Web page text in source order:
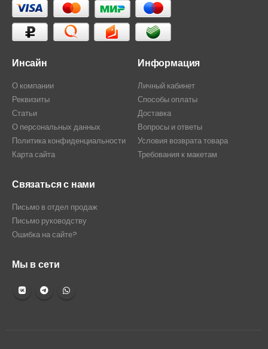
Инсайн
О компании
Реквизиты
Статьи
О персональных данных
Политика конфиденциальности
Карта сайта
Информация
Личный кабинет
Способы оплаты
Доставка
Вопросы и ответы
Условия возврата товара
Требования к макетам
Связаться с нами
Письмо в отдел продаж
Письмо руководству
Ошибка на сайте?
Мы в сети